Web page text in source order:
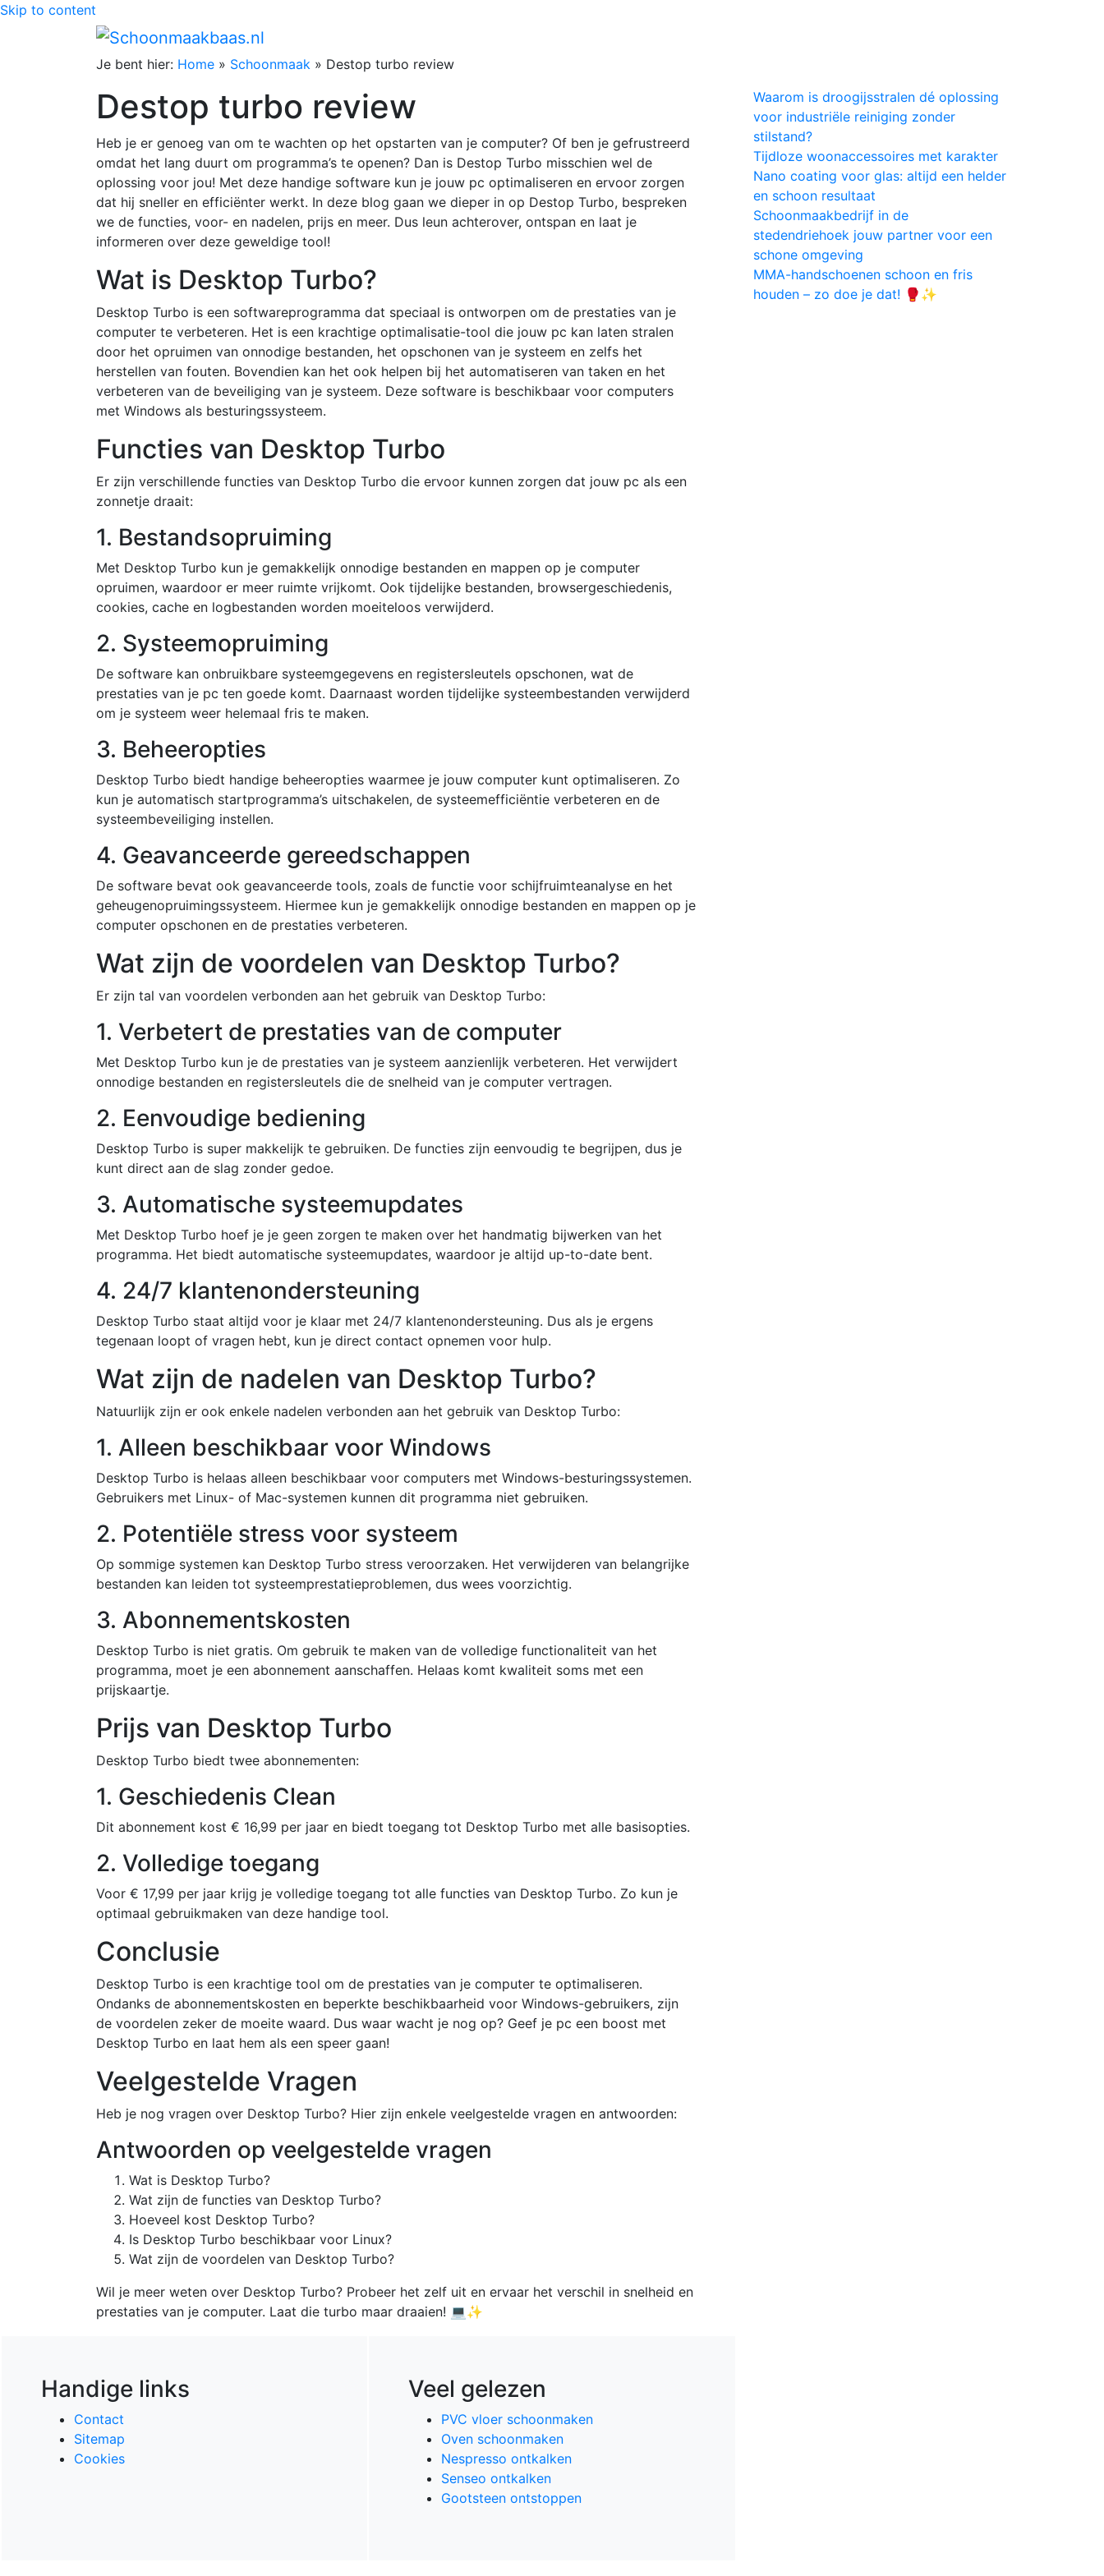
Skip to content
Je bent hier: Home » Schoonmaak » Destop turbo review
Destop turbo review
Heb je er genoeg van om te wachten op het opstarten van je computer? Of ben je gefrustreerd
omdat het lang duurt om programma’s te openen? Dan is Destop Turbo misschien wel de
oplossing voor jou! Met deze handige software kun je jouw pc optimaliseren en ervoor zorgen
dat hij sneller en efficiënter werkt. In deze blog gaan we dieper in op Destop Turbo, bespreken
we de functies, voor- en nadelen, prijs en meer. Dus leun achterover, ontspan en laat je
informeren over deze geweldige tool!
Wat is Desktop Turbo?
Desktop Turbo is een softwareprogramma dat speciaal is ontworpen om de prestaties van je
computer te verbeteren. Het is een krachtige optimalisatie-tool die jouw pc kan laten stralen
door het opruimen van onnodige bestanden, het opschonen van je systeem en zelfs het
herstellen van fouten. Bovendien kan het ook helpen bij het automatiseren van taken en het
verbeteren van de beveiliging van je systeem. Deze software is beschikbaar voor computers
met Windows als besturingssysteem.
Functies van Desktop Turbo
Er zijn verschillende functies van Desktop Turbo die ervoor kunnen zorgen dat jouw pc als een
zonnetje draait:
1. Bestandsopruiming
Met Desktop Turbo kun je gemakkelijk onnodige bestanden en mappen op je computer
opruimen, waardoor er meer ruimte vrijkomt. Ook tijdelijke bestanden, browsergeschiedenis,
cookies, cache en logbestanden worden moeiteloos verwijderd.
2. Systeemopruiming
De software kan onbruikbare systeemgegevens en registersleutels opschonen, wat de
prestaties van je pc ten goede komt. Daarnaast worden tijdelijke systeembestanden verwijderd
om je systeem weer helemaal fris te maken.
3. Beheeropties
Desktop Turbo biedt handige beheeropties waarmee je jouw computer kunt optimaliseren. Zo
kun je automatisch startprogramma’s uitschakelen, de systeemefficiëntie verbeteren en de
systeembeveiliging instellen.
4. Geavanceerde gereedschappen
De software bevat ook geavanceerde tools, zoals de functie voor schijfruimteanalyse en het
geheugenopruimingssysteem. Hiermee kun je gemakkelijk onnodige bestanden en mappen op je
computer opschonen en de prestaties verbeteren.
Wat zijn de voordelen van Desktop Turbo?
Er zijn tal van voordelen verbonden aan het gebruik van Desktop Turbo:
1. Verbetert de prestaties van de computer
Met Desktop Turbo kun je de prestaties van je systeem aanzienlijk verbeteren. Het verwijdert
onnodige bestanden en registersleutels die de snelheid van je computer vertragen.
2. Eenvoudige bediening
Desktop Turbo is super makkelijk te gebruiken. De functies zijn eenvoudig te begrijpen, dus je
kunt direct aan de slag zonder gedoe.
3. Automatische systeemupdates
Met Desktop Turbo hoef je je geen zorgen te maken over het handmatig bijwerken van het
programma. Het biedt automatische systeemupdates, waardoor je altijd up-to-date bent.
4. 24/7 klantenondersteuning
Desktop Turbo staat altijd voor je klaar met 24/7 klantenondersteuning. Dus als je ergens
tegenaan loopt of vragen hebt, kun je direct contact opnemen voor hulp.
Wat zijn de nadelen van Desktop Turbo?
Natuurlijk zijn er ook enkele nadelen verbonden aan het gebruik van Desktop Turbo:
1. Alleen beschikbaar voor Windows
Desktop Turbo is helaas alleen beschikbaar voor computers met Windows-besturingssystemen.
Gebruikers met Linux- of Mac-systemen kunnen dit programma niet gebruiken.
2. Potentiële stress voor systeem
Op sommige systemen kan Desktop Turbo stress veroorzaken. Het verwijderen van belangrijke
bestanden kan leiden tot systeemprestatieproblemen, dus wees voorzichtig.
3. Abonnementskosten
Desktop Turbo is niet gratis. Om gebruik te maken van de volledige functionaliteit van het
programma, moet je een abonnement aanschaffen. Helaas komt kwaliteit soms met een
prijskaartje.
Prijs van Desktop Turbo
Desktop Turbo biedt twee abonnementen:
1. Geschiedenis Clean
Dit abonnement kost € 16,99 per jaar en biedt toegang tot Desktop Turbo met alle basisopties.
2. Volledige toegang
Voor € 17,99 per jaar krijg je volledige toegang tot alle functies van Desktop Turbo. Zo kun je
optimaal gebruikmaken van deze handige tool.
Conclusie
Desktop Turbo is een krachtige tool om de prestaties van je computer te optimaliseren.
Ondanks de abonnementskosten en beperkte beschikbaarheid voor Windows-gebruikers, zijn
de voordelen zeker de moeite waard. Dus waar wacht je nog op? Geef je pc een boost met
Desktop Turbo en laat hem als een speer gaan!
Veelgestelde Vragen
Heb je nog vragen over Desktop Turbo? Hier zijn enkele veelgestelde vragen en antwoorden:
Antwoorden op veelgestelde vragen
Wat is Desktop Turbo?
Wat zijn de functies van Desktop Turbo?
Hoeveel kost Desktop Turbo?
Is Desktop Turbo beschikbaar voor Linux?
Wat zijn de voordelen van Desktop Turbo?
Wil je meer weten over Desktop Turbo? Probeer het zelf uit en ervaar het verschil in snelheid en
prestaties van je computer. Laat die turbo maar draaien! 💻✨
Waarom is droogijsstralen dé oplossing
voor industriële reiniging zonder
stilstand?
Tijdloze woonaccessoires met karakter
Nano coating voor glas: altijd een helder
en schoon resultaat
Schoonmaakbedrijf in de
stedendriehoek jouw partner voor een
schone omgeving
MMA-handschoenen schoon en fris
houden – zo doe je dat! 🥊✨
Handige links
Contact
Sitemap
Cookies
Veel gelezen
PVC vloer schoonmaken
Oven schoonmaken
Nespresso ontkalken
Senseo ontkalken
Gootsteen ontstoppen